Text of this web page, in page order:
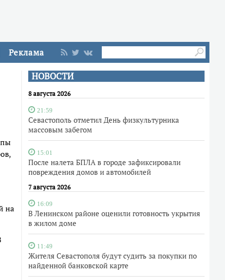
Реклама
НОВОСТИ
8 августа 2026
21:59
Севастополь отметил День физкультурника
массовым забегом
15:01
После налета БПЛА в городе зафиксировали
повреждения домов и автомобилей
7 августа 2026
16:09
В Ленинском районе оценили готовность укрытия
в жилом доме
11:49
Жителя Севастополя будут судить за покупки по
найденной банковской карте
на